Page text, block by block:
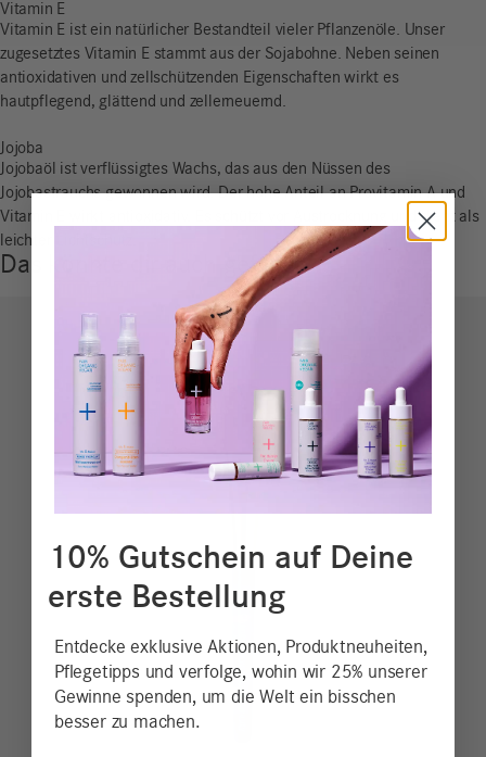
Vitamin E
Vitamin E ist ein natürlicher Bestandteil vieler Pflanzenöle. Unser
zugesetztes Vitamin E stammt aus der Sojabohne. Neben seinen
antioxidativen und zellschützenden Eigenschaften wirkt es
hautpflegend, glättend und zellerneuernd.
Jojoba
Jojobaöl ist verflüssigtes Wachs, das aus den Nüssen des
Jojobastrauchs gewonnen wird. Der hohe Anteil an Provitamin A und
Vitamin E wirkt antioxidativ. Es schützt vor Austrocknung und dient als
leichter Lichtschutz.
Das könnte dir auch gefallen …
10% Gutschein auf Deine
erste Bestellung
Entdecke exklusive Aktionen, Produktneuheiten,
Pflegetipps und verfolge, wohin wir 25% unserer
Gewinne spenden, um die Welt ein bisschen
besser zu machen.